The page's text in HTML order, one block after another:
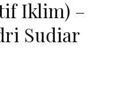
Iklim) –
Sudiar